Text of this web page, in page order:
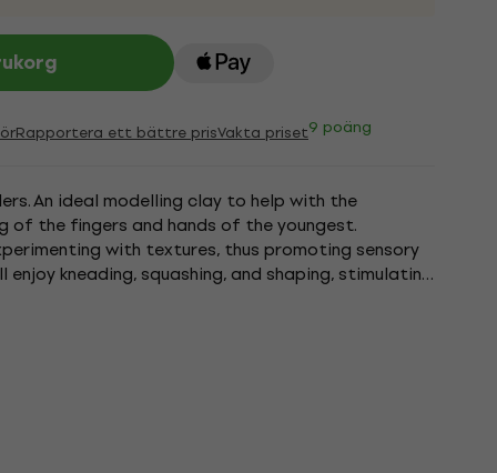
Rapportera ett bättre prisVakta priset9 poäng
An ideal modelling clay to help with the
of the fingers and hands of the youngest.
with textures, thus promoting sensory
kneading, squashing, and shaping, stimulating